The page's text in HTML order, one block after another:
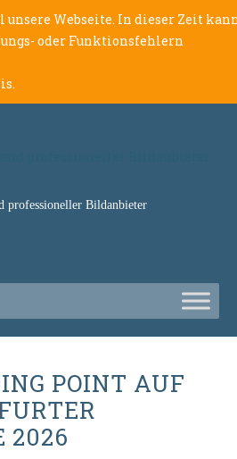
Webseite. In dieser Zeit
oder Funktionsfehlern
professioneller Bildanbieter
POINT AUF
2026